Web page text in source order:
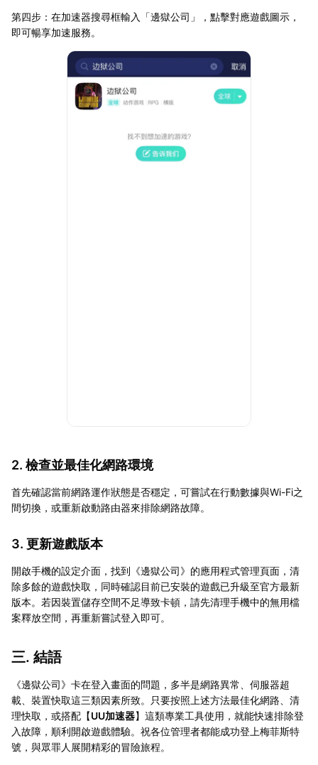
第四步：在加速器搜尋框輸入「邊獄公司」，點擊對應遊戲圖示，
即可暢享加速服務。
2. 檢查並最佳化網路環境
首先確認當前網路運作狀態是否穩定，可嘗試在行動數據與Wi-Fi之
間切換，或重新啟動路由器來排除網路故障。
3. 更新遊戲版本
開啟手機的設定介面，找到《邊獄公司》的應用程式管理頁面，清
除多餘的遊戲快取，同時確認目前已安裝的遊戲已升級至官方最新
版本。若因裝置儲存空間不足導致卡頓，請先清理手機中的無用檔
案釋放空間，再重新嘗試登入即可。
三. 結語
《邊獄公司》卡在登入畫面的問題，多半是網路異常、伺服器超
載、裝置快取這三類因素所致。只要按照上述方法最佳化網路、清
理快取，或搭配【UU加速器】這類專業工具使用，就能快速排除登
入故障，順利開啟遊戲體驗。祝各位管理者都能成功登上梅菲斯特
號，與眾罪人展開精彩的冒險旅程。